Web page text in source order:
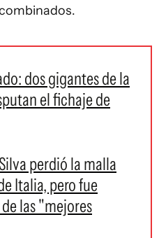
dos gigantes de la
el fichaje de
perdió la malla
Italia, pero fue
las "mejores